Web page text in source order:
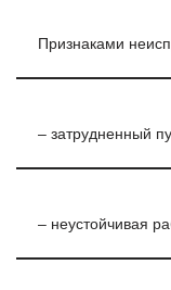
Признаками
– затрудненный
– неустойчивая